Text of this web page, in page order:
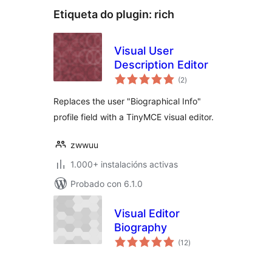
Etiqueta do plugin: rich
Visual User
Description Editor
(2valoracións
totais
)
Replaces the user "Biographical Info"
profile field with a TinyMCE visual editor.
zwwuu
1.000+ instalacións activas
Probado con 6.1.0
Visual Editor
Biography
(12valoracións
totais
)